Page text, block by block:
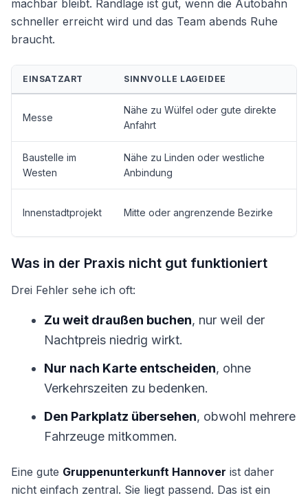
machbar bleibt. Randlage ist gut, wenn die Autobahn
schneller erreicht wird und das Team abends Ruhe
braucht.
EINSATZART SINNVOLLE LAGEIDEE
Messe
Nähe zu Wülfel oder gute direkte
Anfahrt
Baustelle im
Westen
Nähe zu Linden oder westliche
Anbindung
Innenstadtprojekt Mitte oder angrenzende Bezirke
Was in der Praxis nicht gut funktioniert
Drei Fehler sehe ich oft:
Zu weit draußen buchen, nur weil der
Nachtpreis niedrig wirkt.
Nur nach Karte entscheiden, ohne
Verkehrszeiten zu bedenken.
Den Parkplatz übersehen, obwohl mehrere
Fahrzeuge mitkommen.
Eine gute Gruppenunterkunft Hannover ist daher
nicht einfach zentral. Sie liegt passend. Das ist ein